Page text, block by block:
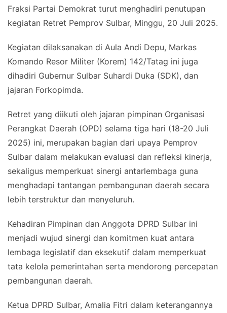
Fraksi Partai Demokrat turut menghadiri penutupan
kegiatan Retret Pemprov Sulbar, Minggu, 20 Juli 2025.
Kegiatan dilaksanakan di Aula Andi Depu, Markas
Komando Resor Militer (Korem) 142/Tatag ini juga
dihadiri Gubernur Sulbar Suhardi Duka (SDK), dan
jajaran Forkopimda.
Retret yang diikuti oleh jajaran pimpinan Organisasi
Perangkat Daerah (OPD) selama tiga hari (18-20 Juli
2025) ini, merupakan bagian dari upaya Pemprov
Sulbar dalam melakukan evaluasi dan refleksi kinerja,
sekaligus memperkuat sinergi antarlembaga guna
menghadapi tantangan pembangunan daerah secara
lebih terstruktur dan menyeluruh.
Kehadiran Pimpinan dan Anggota DPRD Sulbar ini
menjadi wujud sinergi dan komitmen kuat antara
lembaga legislatif dan eksekutif dalam memperkuat
tata kelola pemerintahan serta mendorong percepatan
pembangunan daerah.
Ketua DPRD Sulbar, Amalia Fitri dalam keterangannya